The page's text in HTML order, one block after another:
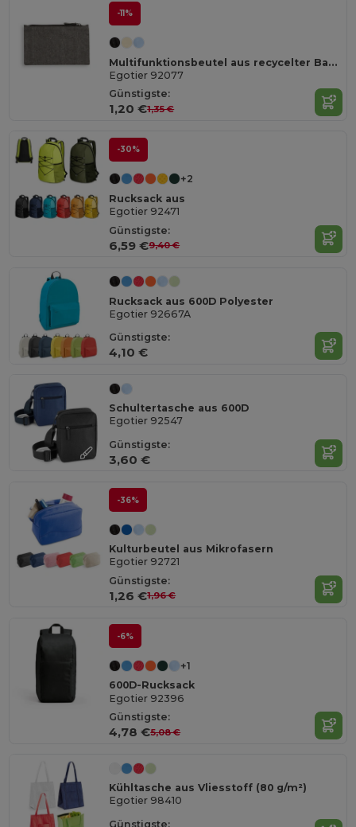
-11%
Multifunktionsbeutel aus recycelter Baumwolle (70%) und polyester (30% rPET) (140 g/m²) (140 g/m²)
Egotier 92077
Günstigste:
1,20 €1,35 €
-30%
+2
Rucksack aus
Egotier 92471
Günstigste:
6,59 €9,40 €
Rucksack aus 600D Polyester
Egotier 92667A
Günstigste:
4,10 €
Schultertasche aus 600D
Egotier 92547
Günstigste:
3,60 €
-36%
Kulturbeutel aus Mikrofasern
Egotier 92721
Günstigste:
1,26 €1,96 €
-6%
+1
600D-Rucksack
Egotier 92396
Günstigste:
4,78 €5,08 €
Kühltasche aus Vliesstoff (80 g/m²)
Egotier 98410
Günstigste: